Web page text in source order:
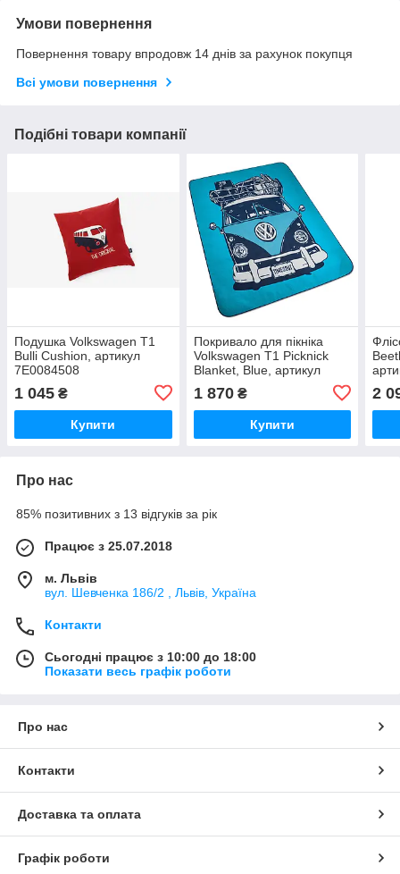
Умови повернення
Повернення товару впродовж 14 днів за рахунок покупця
Всі умови повернення
Подібні товари компанії
Подушка Volkswagen T1
Bulli Cushion, артикул
7E0084508
1 045 ₴
Купити
Покривало для пікніка
Volkswagen T1 Picknick
Blanket, Blue, артикул
колекція Volkswagen
1 870₴
Купити
2
Про нас
85% позитивних з 13 відгуків за рік
Працює з 25.07.2018
м. Львів
вул. Шевченка 186/2 , Львів, Україна
Контакти
Сьогодні працює з 10:00 до 18:00
Показати весь графік роботи
Про нас
Контакти
Доставка та оплата
Графік роботи